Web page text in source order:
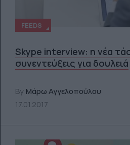
FEEDS
Skype interview: η νέα
συνεντεύξεις για δουλειά
By Μάρω Αγγελοπούλου
17.01.2017